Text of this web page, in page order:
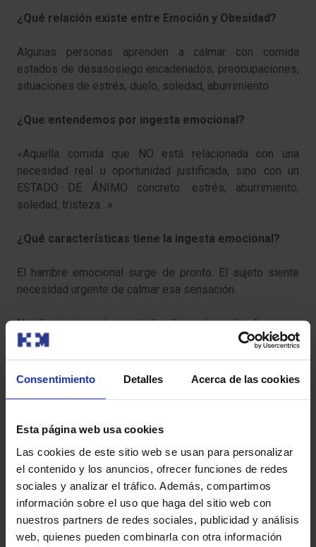
Consentimiento Detalles Acerca de las cookies
Esta página web usa cookies
Las cookies de este sitio web se usan para personalizar
el contenido y los anuncios, ofrecer funciones de redes
sociales y analizar el tráfico. Además, compartimos
información sobre el uso que haga del sitio web con
nuestros partners de redes sociales, publicidad y análisis
web, quienes pueden combinarla con otra información
¿Qué relación existe entre Emoción y Obesidad?
Algunas personas aprenden a calmar con comida
estados de desasosiego encadenados, preocupaciones,
situaciones de estrés, duelo, soledad, aburrimiento.
¿Que entendemos por ingesta emocional?
«Aquella comida que NO está relacionada con una
necesidad real u oportunidad justificada, sino con un
ESTADO DE ÁNIMO concreto: estrés, aburrimiento,
soledad, tristeza…»
¿Qué características tiene la ingesta emocional?
El hambre emocional surge de pronto. El sujeto siente
necesidad urgente de calmar esa sensación.
No discrimina entre sentir hambre y tener hambre y, en
muchos casos, tiene dificultades para posponer la
acción.
otra situación de circularidad: Aparecen los
pensamientos-emociones que actúan como
desencadenante del proceso. Tras ellos el sujeto siente
el impulso de comer. Generalmente este impulso va
asociado a un antojo alimenticio que, frecuentemente, es
comida hipercalórica.